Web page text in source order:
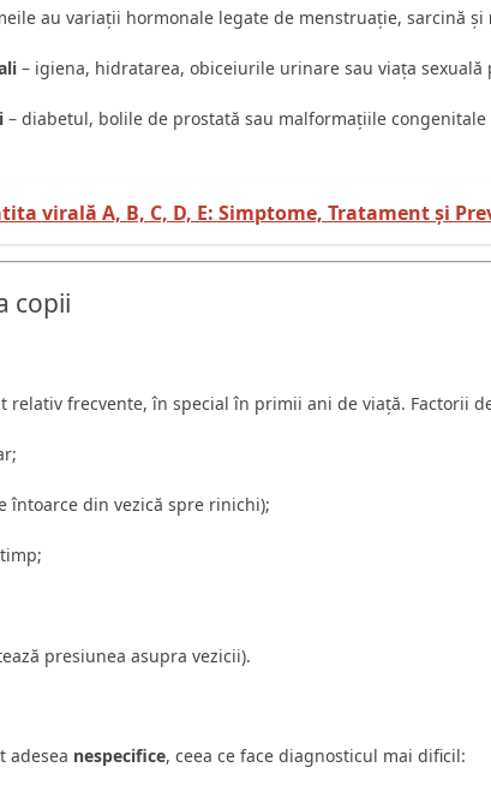
au variații hormonale legate de menstruație, sarcină și
– igiena, hidratarea, obiceiurile urinare sau viața
– diabetul, bolile de prostată sau malformațiile
virală A, B, C, D, E: Simptome, Tratament și
copii
relativ frecvente, în special în primii ani de viață. Factorii
întoarce din vezică spre rinichi);
presiunea asupra vezicii).
adesea nespecifice, ceea ce face diagnosticul mai dificil: